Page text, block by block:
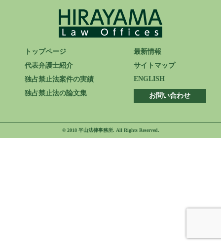
ENGLISH
トップページ
代表弁護士紹介
独占禁止法案件の実績
独占禁止法の論文集
最新情報
サイトマップ
ENGLISH
お問い合わせ
© 2018 平山法律事務所. All Rights Reserved.